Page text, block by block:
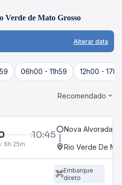
Verde de Mato Grosso
Alterar data
06h00 - 11h59 12h00 -
Recomendado
10:45
6h 25m
Nova Alvorada
Rio Verde De
Embarque
direto